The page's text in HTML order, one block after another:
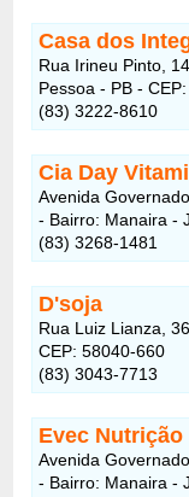
Casa dos
Rua Irineu Pinto,
Pessoa - PB -
(83) 3222-8610
Cia Day
Avenida
- Bairro: Manaira -
(83) 3268-1481
D'soja
Rua Luiz Lianza,
CEP: 58040-660
(83) 3043-7713
Evec Nutrição
Avenida
- Bairro: Manaira -